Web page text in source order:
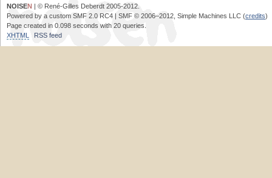
NOISEN | © René-Gilles Deberdt 2005-2012.
Powered by a custom SMF 2.0 RC4 | SMF © 2006–2012, Simple Machines LLC (credits)
Page created in 0.098 seconds with 20 queries.
XHTML
RSS feed